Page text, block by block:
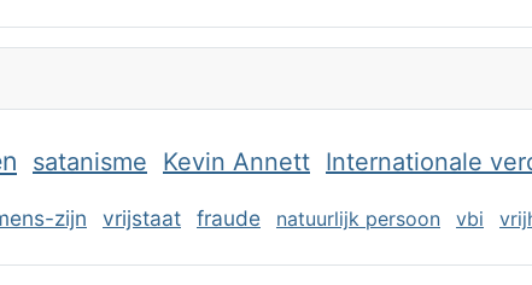
satanisme Kevin Annett Internationale
zijn vrijstaat fraude natuurlijk persoon vbi